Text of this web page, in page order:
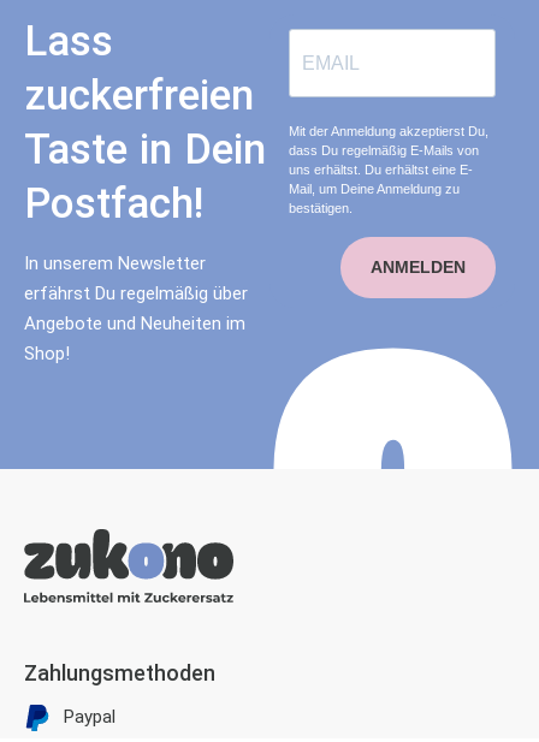
Lass
zuckerfreien
Taste in Dein
Postfach!
In unserem Newsletter
erfährst Du regelmäßig über
Angebote und Neuheiten im
Shop!
Mit der Anmeldung akzeptierst Du,
dass Du regelmäßig E-Mails von
uns erhältst. Du erhältst eine E-
Mail, um Deine Anmeldung zu
bestätigen.
ANMELDEN
Zahlungsmethoden
Paypal